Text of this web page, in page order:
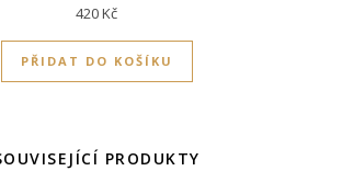
420Kč
PŘIDAT DO KOŠÍKU
PRODUKTY